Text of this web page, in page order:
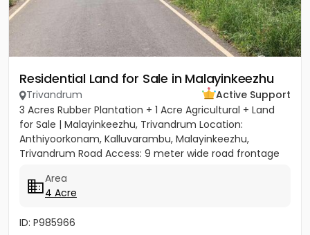
Residential Land for Sale in Malayinkeezhu
Trivandrum
Active Support
3 Acres Rubber Plantation + 1 Acre Agricultural + Land
for Sale | Malayinkeezhu, Trivandrum Location:
Anthiyoorkonam, Kalluvarambu, Malayinkeezhu,
Trivandrum Road Access: 9 meter wide road frontage
Area
4 Acre
ID: P985966